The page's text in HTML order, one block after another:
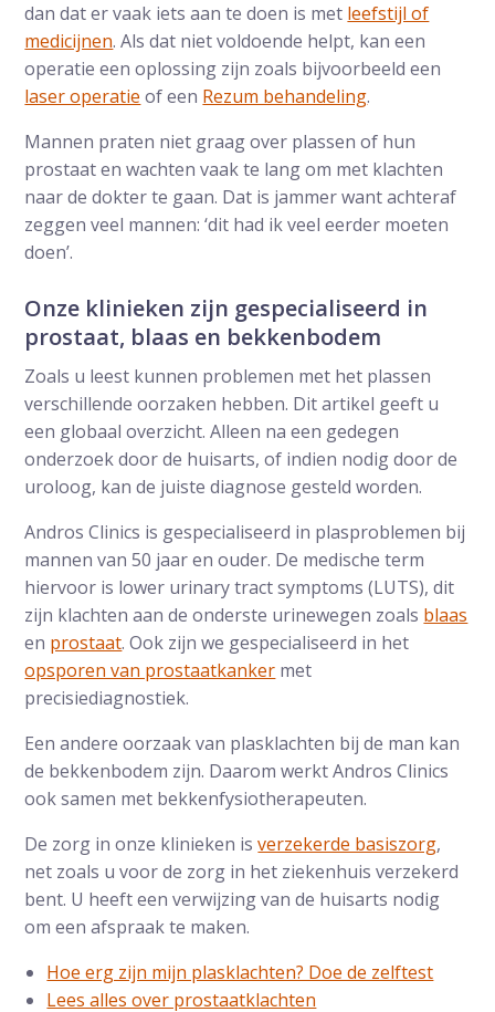
dan dat er vaak iets aan te doen is met leefstijl of
medicijnen. Als dat niet voldoende helpt, kan een
operatie een oplossing zijn zoals bijvoorbeeld een
laser operatie of een Rezum behandeling.
Mannen praten niet graag over plassen of hun
prostaat en wachten vaak te lang om met klachten
naar de dokter te gaan. Dat is jammer want achteraf
zeggen veel mannen: ‘dit had ik veel eerder moeten
doen’.
Onze klinieken zijn gespecialiseerd in
prostaat, blaas en bekkenbodem
Zoals u leest kunnen problemen met het plassen
verschillende oorzaken hebben. Dit artikel geeft u
een globaal overzicht. Alleen na een gedegen
onderzoek door de huisarts, of indien nodig door de
uroloog, kan de juiste diagnose gesteld worden.
Andros Clinics is gespecialiseerd in plasproblemen bij
mannen van 50 jaar en ouder. De medische term
hiervoor is lower urinary tract symptoms (LUTS), dit
zijn klachten aan de onderste urinewegen zoals blaas
en prostaat. Ook zijn we gespecialiseerd in het
opsporen van prostaatkanker met
precisiediagnostiek.
Een andere oorzaak van plasklachten bij de man kan
de bekkenbodem zijn. Daarom werkt Andros Clinics
ook samen met bekkenfysiotherapeuten.
De zorg in onze klinieken isverzekerde basiszorg,
net zoals u voor de zorg in het ziekenhuis verzekerd
bent. U heeft een verwijzing van de huisarts nodig
om een afspraak te maken.
Hoe erg zijn mijn plasklachten? Doe de zelftest
Lees alles over prostaatklachten